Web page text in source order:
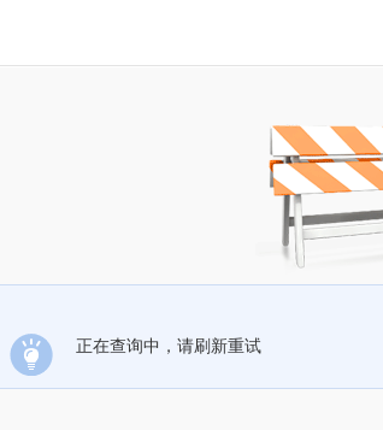
正在查询中，请刷新重试